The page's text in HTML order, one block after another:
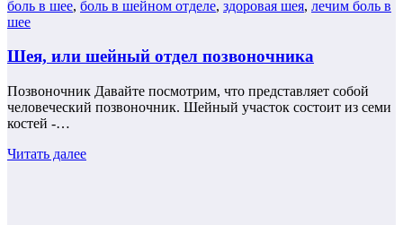
боль в шее, боль в шейном отделе, здоровая шея, лечим боль в
шее
Шея, или шейный отдел позвоночника
Позвоночник Давайте посмотрим, что представляет собой
человеческий позвоночник. Шейный участок состоит из семи
костей -…
Читать далее